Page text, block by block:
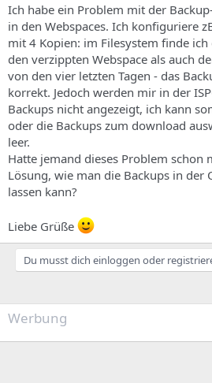
s
T
h
e
m
a
s
d
a
t
u
m
Ich habe ein Problem mit der
in den Webspaces. Ich konfiguriere
mit 4 Kopien: im Filesystem finde ich
den verzippten Webspace als auch
von den vier letzten Tagen - das
korrekt. Jedoch werden mir in der
Backups nicht angezeigt, ich kann
oder die Backups zum download
leer.
Hatte jemand dieses Problem schon
Lösung, wie man die Backups in der
lassen kann?
Liebe Grüße
Du musst dich einloggen oder
Werbung